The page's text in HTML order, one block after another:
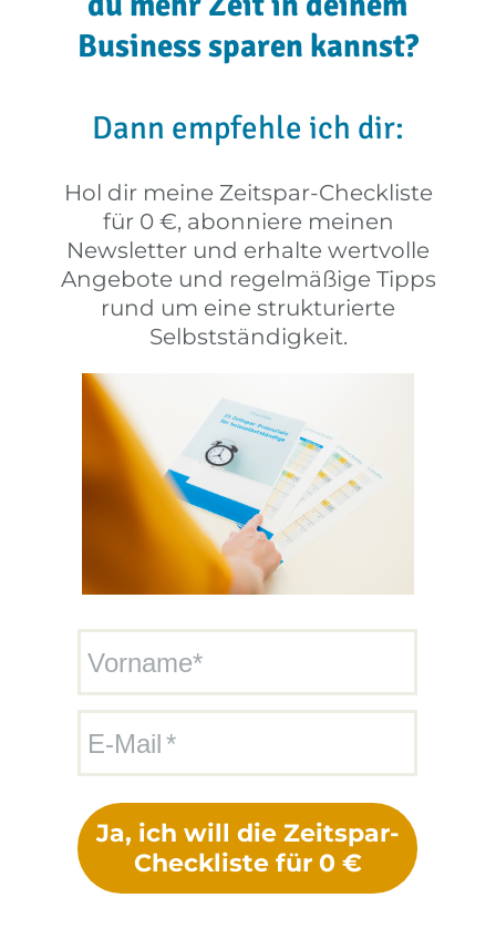
Vorname*
E-Mail
Ja, ich will die Zeitspar-
Checkliste für 0 €
Hol dir meine Zeitspar-Checkliste
für 0 €, abonniere meinen
Newsletter und erhalte wertvolle
Angebote und regelmäßige Tipps
rund um eine strukturierte
Selbstständigkeit.
Business sparen kannst?
Dann empfehle ich dir: